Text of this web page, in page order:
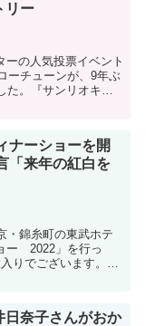
リー
ーの人気投票イベント
ーチューンが、9年ぶ
た。『サンリオキャ
ナーショーを開
「来年の紅白を
・錦糸町の東武ホテ
ー 2022」を行っ
りでございます。あ
日奈子さんがおか